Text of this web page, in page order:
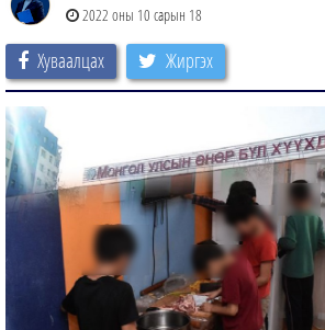
2022 оны 10 сарын 18
Хуваалцах Жиргэх